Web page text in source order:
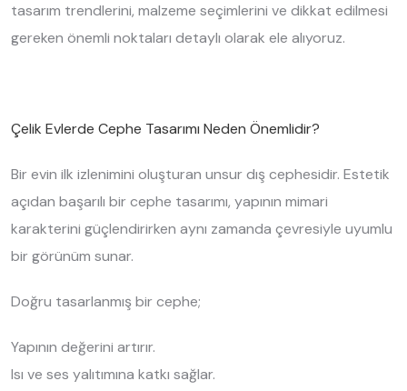
tasarım trendlerini, malzeme seçimlerini ve dikkat edilmesi
gereken önemli noktaları detaylı olarak ele alıyoruz.
Çelik Evlerde Cephe Tasarımı Neden Önemlidir?
Bir evin ilk izlenimini oluşturan unsur dış cephesidir. Estetik
açıdan başarılı bir cephe tasarımı, yapının mimari
karakterini güçlendirirken aynı zamanda çevresiyle uyumlu
bir görünüm sunar.
Doğru tasarlanmış bir cephe;
Yapının değerini artırır.
Isı ve ses yalıtımına katkı sağlar.